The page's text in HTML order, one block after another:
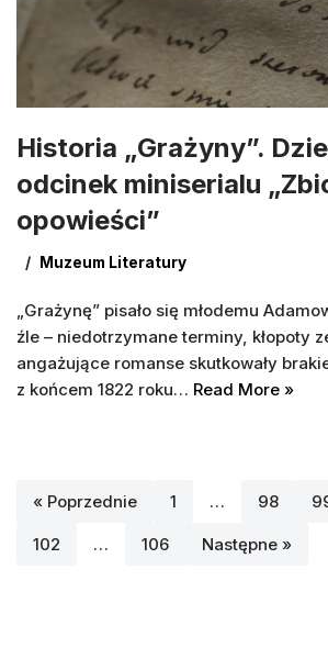
Historia „Grażyny”.
odcinek miniserialu
opowieści”
Muzeum Literatury
„Grażynę” pisało się młodemu
źle – niedotrzymane terminy, kłopoty
angażujące romanse skutkowały
z końcem 1822 roku… Read More »
« Poprzednie 1 … 98
102 … 106 Następne »